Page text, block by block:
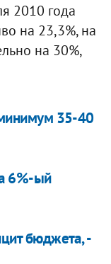
2010 года
на 23,3%, на
на 30%,
35-40
6%-ый
бюджета, -